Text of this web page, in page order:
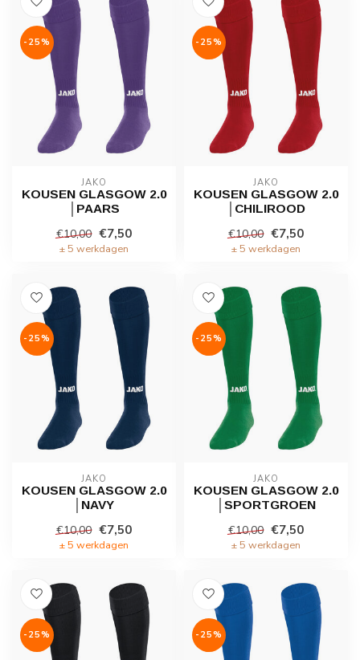
-25%
JAKO
KOUSEN GLASGOW 2.0
│PAARS
€10,00 €7,50
± 5 werkdagen
-25%
JAKO
KOUSEN GLASGOW 2.0
│CHILIROOD
€10,00 €7,50
± 5 werkdagen
-25%
JAKO
KOUSEN GLASGOW 2.0
│NAVY
€10,00 €7,50
± 5 werkdagen
-25%
JAKO
KOUSEN GLASGOW 2.0
│SPORTGROEN
€10,00 €7,50
± 5 werkdagen
-25% -25%